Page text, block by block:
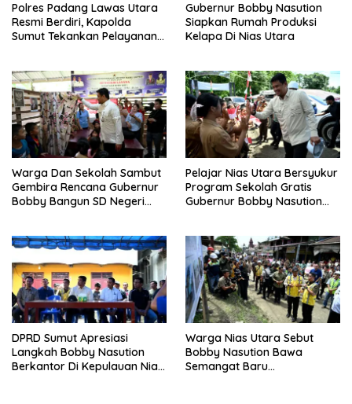
Polres Padang Lawas Utara
Resmi Berdiri, Kapolda
Sumut Tekankan Pelayanan
Gubernur Bobby Nasution
Siapkan Rumah Produksi
Kelapa Di Nias Utara
Warga Dan Sekolah Sambut
Gembira Rencana Gubernur
Bobby Bangun SD Negeri
Pelajar Nias Utara Bersyukur
Program Sekolah Gratis
Gubernur Bobby Nasution
DPRD Sumut Apresiasi
Langkah Bobby Nasution
Berkantor Di Kepulauan Nias,
Warga Nias Utara Sebut
Bobby Nasution Bawa
Semangat Baru